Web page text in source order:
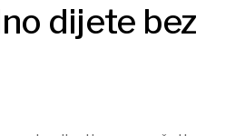
dijete bez